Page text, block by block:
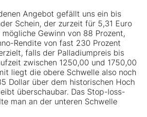
Angebot gefällt uns ein bis
Schein, der zurzeit für 5,31 Euro
Gewinn von 88 Prozent,
Rendite von fast 230 Prozent
falls der Palladiumpreis bis
zwischen 1250,00 und 1750,00
liegt die obere Schwelle also noch
Dollar über dem historischen Hoch
überschaubar. Das Stop-loss-
man an der unteren Schwelle